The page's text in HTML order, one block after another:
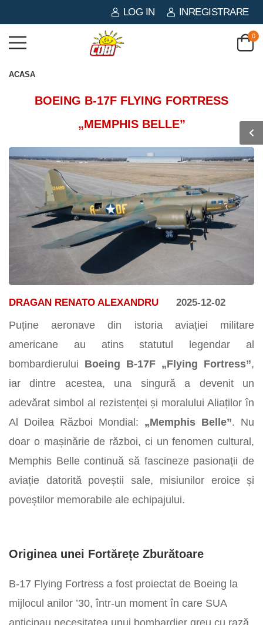
LOG IN INREGISTRARE
0
ACASA
BOEING B-17F FLYING FORTRESS
„MEMPHIS BELLE”
DRAGAN RENATO ALEXANDRU 2025-12-02
Puține aeronave din istoria aviației militare
americane au atins statutul legendar al
bombardierului Boeing B-17F „Flying Fortress”,
iar dintre acestea, una singură a devenit un
adevărat simbol al rezistenței și moralului Aliaților în
Al Doilea Război Mondial: „Memphis Belle”. Nu
doar o mașinărie de război, ci un fenomen cultural,
Memphis Belle continuă să fascineze pasionații de
aviație datorită poveștii sale, misiunilor eroice și
poveștilor memorabile ale echipajului.
Originea unei Fortărețe Zburătoare
B-17 Flying Fortress a fost proiectat de Boeing la
mijlocul anilor ’30, într-un moment în care SUA